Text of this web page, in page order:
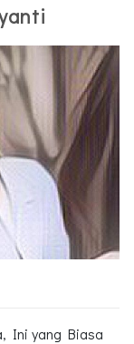
Ini yang Biasa